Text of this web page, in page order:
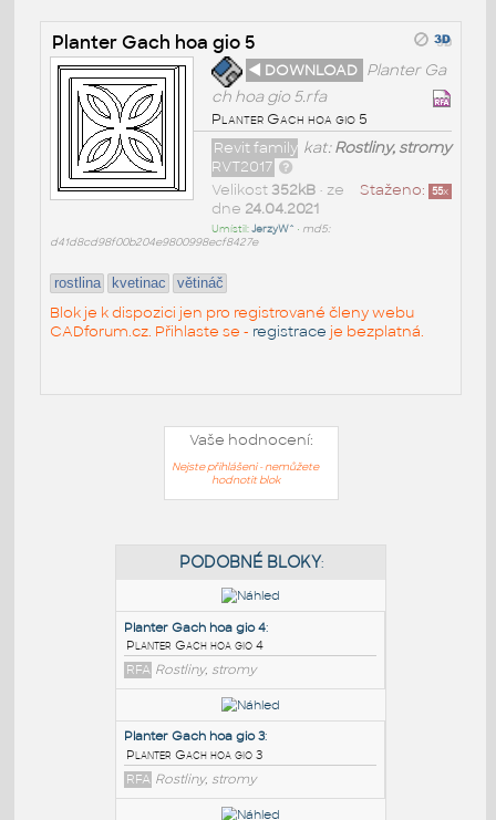
Planter Gach hoa gio 5
◄ DOWNLOAD Planter Ga
ch hoa gio 5.rfa
Planter Gach hoa gio 5
kat:Rostliny, stromy
Revit family
RVT2017
Staženo: 55x
Velikost352kB• ze
dne 24.04.2021
Umístil:JerzyW^ • md5:
d41d8cd98f00b204e9800998ecf8427e
rostlina kvetinac větináč
Blok je k dispozici jen pro registrované členy webu
CADforum.cz. Přihlaste se - registrace je bezplatná.
Vaše hodnocení:
Nejste přihlášeni - nemůžete
hodnotit blok
PODOBNÉ BLOKY
Planter Gach hoa gio 4